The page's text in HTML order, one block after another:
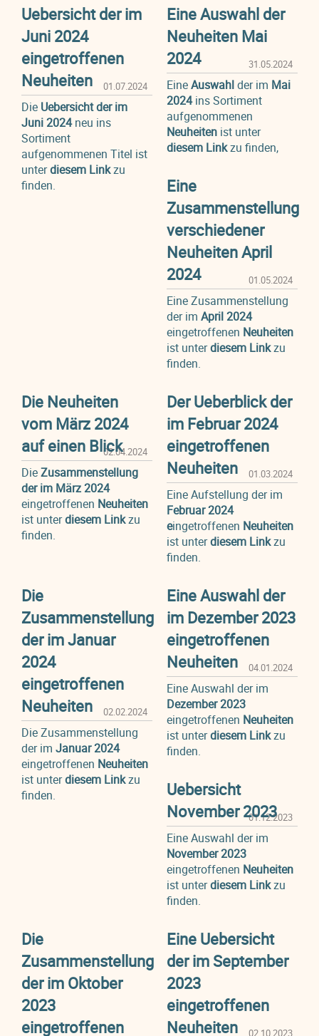
Uebersicht der im
Juni 2024
eingetroffenen
Neuheiten
01.07.2024
Die Uebersicht der im
Juni 2024neu ins
Sortiment
aufgenommenen Titel ist
unterdiesem Linkzu
finden.
Eine Auswahl der
Neuheiten Mai
2024
31.05.2024
EineAuswahlder im Mai
2024ins Sortiment
aufgenommenen
Neuheitenist unter
diesem Linkzu finden,
Eine
Zusammenstellung
verschiedener
Neuheiten April
2024
01.05.2024
Eine Zusammenstellung
der im April 2024
eingetroffenen Neuheiten
ist unterdiesem Linkzu
finden.
Die Neuheiten
vom März 2024
auf einen Blick02.04.2024
DieZusammenstellung
der im März 2024
eingetroffenen Neuheiten
ist unterdiesem Linkzu
finden.
Der Ueberblick der
im Februar 2024
eingetroffenen
Neuheiten
01.03.2024
Eine Aufstellung der im
Februar 2024
eingetroffenen Neuheiten
ist unterdiesem Linkzu
finden.
Die
Zusammenstellung
der im Januar
2024
eingetroffenen
Neuheiten
02.02.2024
Die Zusammenstellung
der imJanuar 2024
eingetroffenen Neuheiten
ist unterdiesem Linkzu
finden.
Eine Auswahl der
im Dezember 2023
eingetroffenen
Neuheiten
04.01.2024
Eine Auswahl der im
Dezember 2023
eingetroffenen Neuheiten
ist unterdiesem Linkzu
finden.
Uebersicht
November 2023
01.12.2023
Eine Auswahl der im
November 2023
eingetroffenen Neuheiten
ist unterdiesem Linkzu
finden.
Die
Zusammenstellung
der im Oktober
2023
eingetroffenen
Eine Uebersicht
der im September
2023
eingetroffenen
Neuheiten
02.10.2023